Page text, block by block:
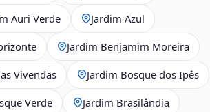
Auri Verde Jardim Azul
Jardim Benjamim Moreira
Vivendas Jardim Bosque dos Ipês
Verde Jardim Brasilândia